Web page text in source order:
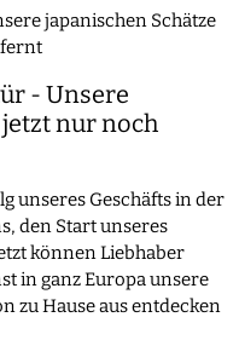
- Unsere
nur noch
unseres Geschäfts in der
den Start unseres
können Liebhaber
in ganz Europa unsere
zu Hause aus entdecken